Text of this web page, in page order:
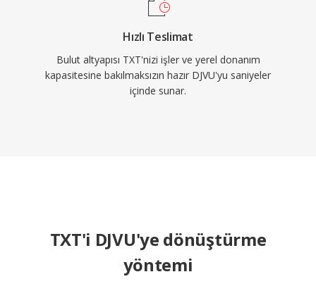
Hızlı Teslimat
Bulut altyapısı TXT'nizi işler ve yerel donanım
kapasitesine bakılmaksızın hazır DJVU'yu saniyeler
içinde sunar.
TXT'i DJVU'ye dönüştürme
yöntemi